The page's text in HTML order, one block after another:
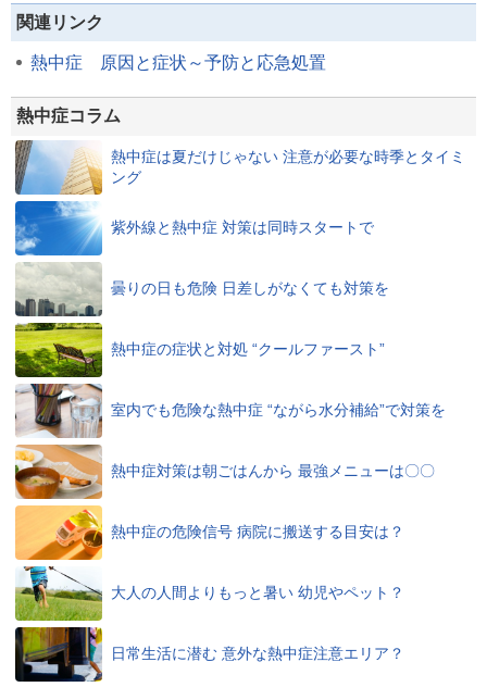
関連リンク
熱中症 原因と症状～予防と応急処置
熱中症コラム
熱中症は夏だけじゃない 注意が必要な時季とタイミ
ング
紫外線と熱中症 対策は同時スタートで
曇りの日も危険 日差しがなくても対策を
熱中症の症状と対処 “クールファースト”
室内でも危険な熱中症 “ながら水分補給”で対策を
熱中症対策は朝ごはんから 最強メニューは〇〇
熱中症の危険信号 病院に搬送する目安は？
大人の人間よりもっと暑い 幼児やペット？
日常生活に潜む 意外な熱中症注意エリア？